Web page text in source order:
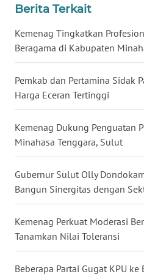
Berita Terkait
Kemenag Tingkatkan
Beragama di Kabupaten
Pemkab dan Pertamina Sidak
Harga Eceran Tertinggi
Kemenag Dukung Penguatan
Minahasa Tenggara, Sulut
Gubernur Sulut Olly
Bangun Sinergitas dengan
Kemenag Perkuat Moderasi
Tanamkan Nilai Toleransi
Beberapa Partai Gugat KPU
BABEL
WN
SUMBAR
WN